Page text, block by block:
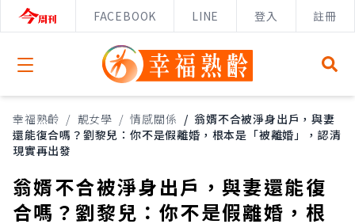
FACEBOOK LINE 登入 註冊
Open menu
幸福熟齡 / 靚女學 / 情感關係 / 翁婿不合被淨身出戶，與妻
還能復合嗎？劉黎兒：你不是假離婚，根本是「被離婚」，認清
現實再出發
翁婿不合被淨身出戶，與妻還能復
合嗎？劉黎兒：你不是假離婚，根